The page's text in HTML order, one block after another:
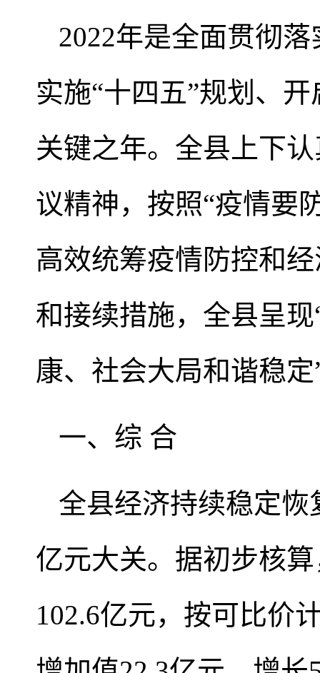
2022年是全面贯彻
实施“十四五”规划、
关键之年。全县上下
议精神，按照“疫情要
高效统筹疫情防控和
和接续措施，全县呈
康、社会大局和谐稳
一、综 合
全县经济持续稳定
亿元大关。据初步核
102.6亿元，按可比价